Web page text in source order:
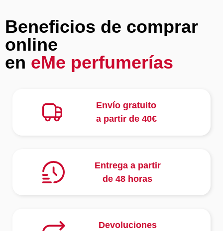
Beneficios de comprar
online
en eMe perfumerías
Envío gratuito
a partir de 40€
Entrega a partir
de 48 horas
Devoluciones